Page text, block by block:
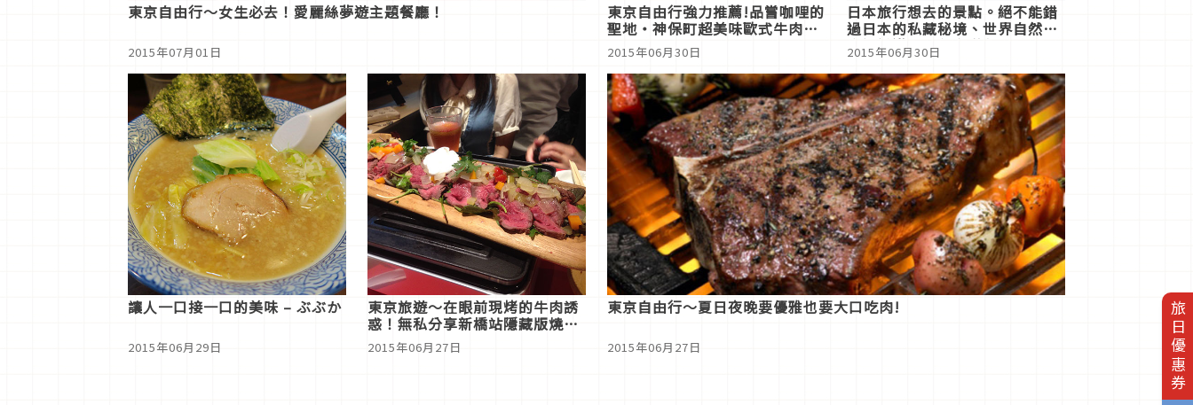
旅日優惠券
東京自由行～女生必去！愛麗絲夢遊主題餐廳！
2015年07月01日
東京自由行強力推薦!品嘗咖哩的
聖地‧神保町超美味歐式牛肉咖
哩‧CAVIAL
2015年06月30日
日本旅行想去的景點。絕不能錯
過日本的私藏秘境、世界自然遺
產認證邁入10週年的知床半島！
／北海道自由行
2015年06月30日
讓人一口接一口的美味 – ぶぶか
2015年06月29日
東京旅遊～在眼前現烤的牛肉誘
惑！無私分享新橋站隱藏版燒烤
店
2015年06月27日
東京自由行～夏日夜晚要優雅也要大口吃肉!
2015年06月27日